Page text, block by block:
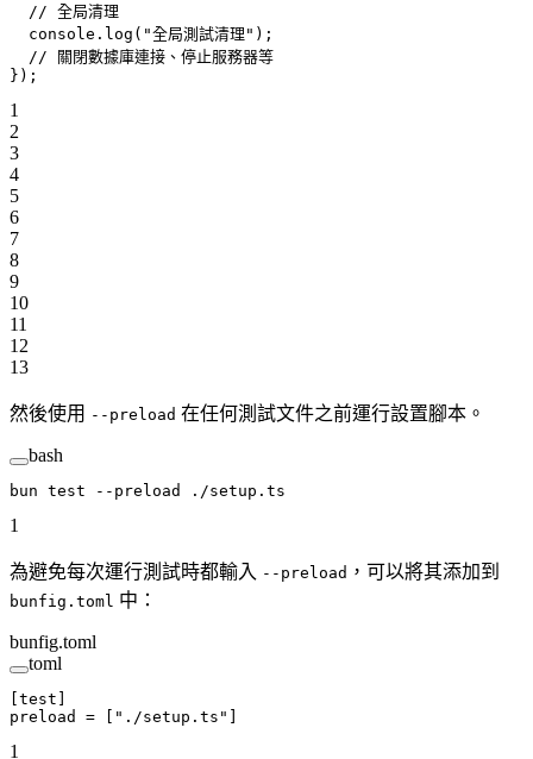
  // 全局清理
  console.
log ( "全局測試清理" );
  // 關閉數據庫連接、停止服務器等
});
1
2
3
4
5
6
7
8
9
10
11
12
13
然後使用 --preload 在任何測試文件之前運行設置腳本。
bash
bun test --preload ./setup.ts
1
為避免每次運行測試時都輸入 --preload ，可以將其添加到
bunfig.toml 中：
bunfig.toml
toml
test
preload = [
"./setup.ts"
1